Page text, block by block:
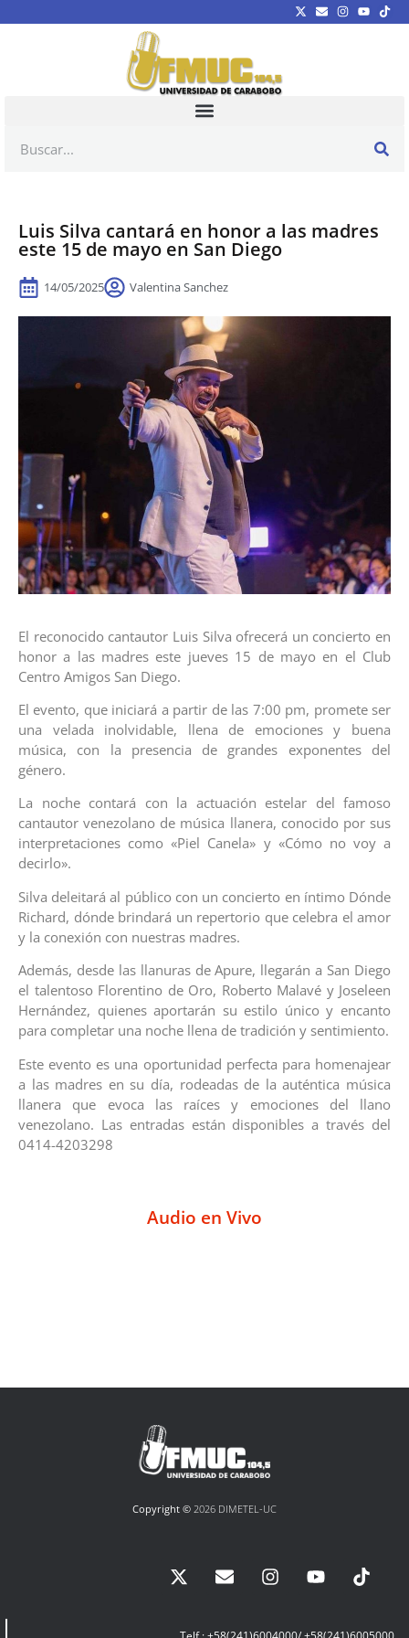
Luis Silva cantará en honor a las madres
este 15 de mayo en San Diego
14/05/2025 Valentina Sanchez
El reconocido cantautor Luis Silva ofrecerá un concierto en
honor a las madres este jueves 15 de mayo en el Club
Centro Amigos San Diego.
El evento, que iniciará a partir de las 7:00 pm, promete ser
una velada inolvidable, llena de emociones y buena
música, con la presencia de grandes exponentes del
género.
La noche contará con la actuación estelar del famoso
cantautor venezolano de música llanera, conocido por sus
interpretaciones como «Piel Canela» y «Cómo no voy a
decirlo».
Silva deleitará al público con un concierto en íntimo Dónde
Richard, dónde brindará un repertorio que celebra el amor
y la conexión con nuestras madres.
Además, desde las llanuras de Apure, llegarán a San Diego
el talentoso Florentino de Oro, Roberto Malavé y Joseleen
Hernández, quienes aportarán su estilo único y encanto
para completar una noche llena de tradición y sentimiento.
Este evento es una oportunidad perfecta para homenajear
a las madres en su día, rodeadas de la auténtica música
llanera que evoca las raíces y emociones del llano
venezolano. Las entradas están disponibles a través del
0414-4203298
Audio en Vivo
Copyright © 2026 DIMETEL-UC